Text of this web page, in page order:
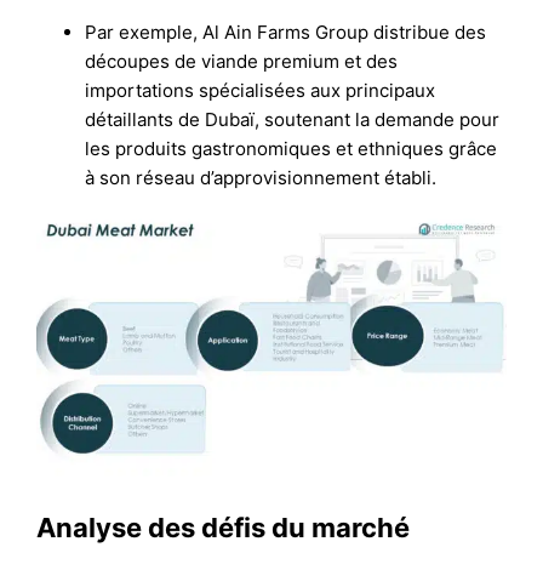
Par exemple, Al Ain Farms Group distribue des
découpes de viande premium et des
importations spécialisées aux principaux
détaillants de Dubaï, soutenant la demande pour
les produits gastronomiques et ethniques grâce
à son réseau d’approvisionnement établi.
Analyse des défis du marché